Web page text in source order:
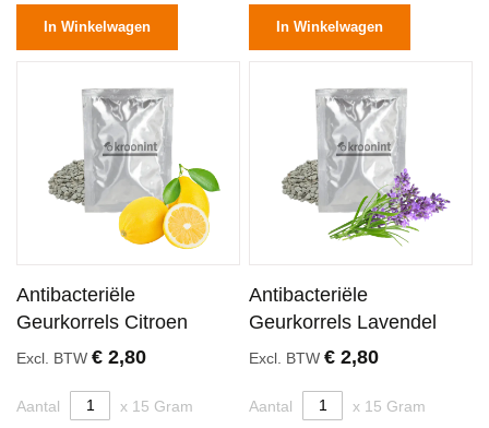
In Winkelwagen In Winkelwagen
Antibacteriële
Geurkorrels Citroen
Excl. BTW € 2,80
Aantal x 15 Gram
Antibacteriële
Geurkorrels Lavendel
Excl. BTW€ 2,80
Aantal x 15 Gram